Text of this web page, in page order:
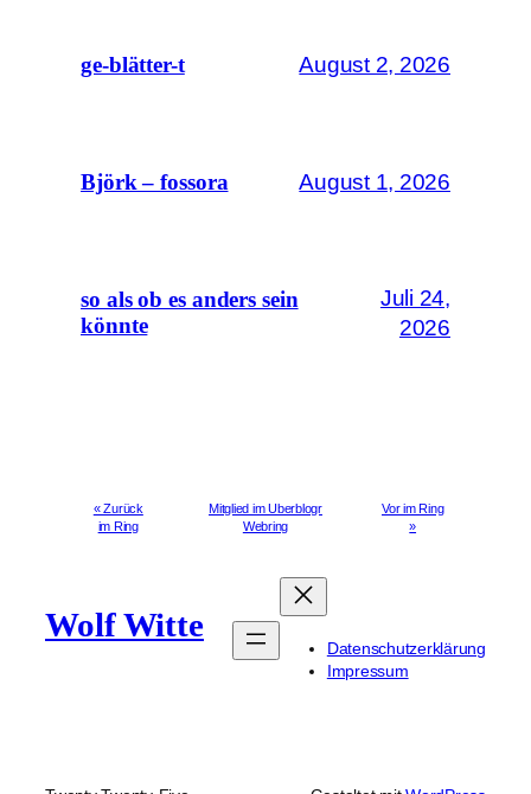
ge-blätter-t August 2, 2026
Björk – fossora August 1, 2026
so als ob es anders sein
könnte
Juli 24,
2026
« Zurück
im Ring
Mitglied im Uberblogr
Webring
Vor im Ring
»
Wolf Witte
Datenschutzerklärung
Impressum